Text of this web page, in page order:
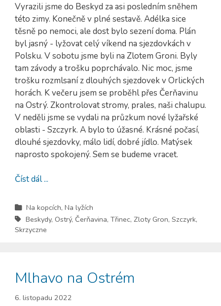
Vyrazili jsme do Beskyd za asi posledním sněhem
této zimy. Konečně v plné sestavě. Adélka sice
těsně po nemoci, ale dost bylo sezení doma. Plán
byl jasný - lyžovat celý víkend na sjezdovkách v
Polsku. V sobotu jsme byli na Zlotem Groni. Byly
tam závody a trošku poprchávalo. Nic moc, jsme
trošku rozmlsaní z dlouhých sjezdovek v Orlických
horách. K večeru jsem se proběhl přes Čerňavinu
na Ostrý. Zkontrolovat stromy, prales, naši chalupu.
V neděli jsme se vydali na průzkum nové lyžařské
oblasti - Szczyrk. A bylo to úžasné. Krásné počasí,
dlouhé sjezdovky, málo lidí, dobré jídlo. Matýsek
naprosto spokojený. Sem se budeme vracet.
Číst dál ...
Na kopcích, Na lyžích
Beskydy, Ostrý, Čerňavina, Třinec, Zloty Gron, Szczyrk,
Skrzyczne
Mlhavo na Ostrém
6. listopadu 2022